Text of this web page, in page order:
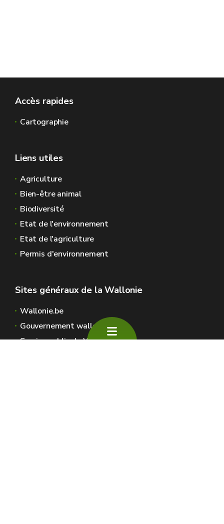
Accès rapides
Cartographie
Liens utiles
Agriculture
Bien-être animal
Biodiversité
Etat de l'environnement
Etat de l'agriculture
Permis d'environnement
Sites généraux de la Wallonie
Wallonie.be
Gouvernement wallon
Service public de Wallonie